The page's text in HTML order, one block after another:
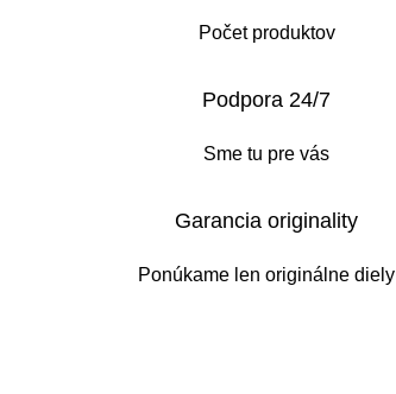
Počet produktov
Podpora 24/7
Sme tu pre vás
Garancia originality
Ponúkame len originálne diely